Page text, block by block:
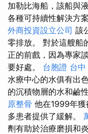
加勒比海船，該船與
各種可持續性解決方
外商投資設立公司 該
零排放。 對於這艘船
正的前戲，因為專家
要好處。 台胞證 台中
水療中心的水俱有出
的沉積物層的水和鹼
原整骨 他在1999年
多患者提供了緩解。
劑有助於治療磨損和